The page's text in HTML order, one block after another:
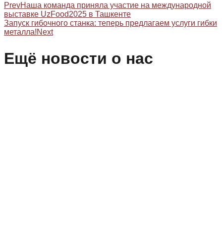
PrevНаша команда приняла участие на международной
выставке UzFood2025 в Ташкенте
Запуск гибочного станка: теперь предлагаем услуги гибки
металла!Next
Ещё новости о нас